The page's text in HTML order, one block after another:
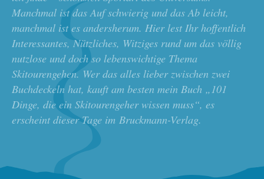
Manchmal ist das Auf schwierig und das Ab leicht,
manchmal ist es andersherum. Hier lest Ihr hoffentlich
Interessantes, Nützliches, Witziges rund um das völlig
nutzlose und doch so lebenswichtige Thema
Skitourengehen. Wer das alles lieber zwischen zwei
Buchdeckeln hat, kauft am besten mein Buch „101
Dinge, die ein Skitourengeher wissen muss“, es
erscheint dieser Tage im Bruckmann-Verlag.